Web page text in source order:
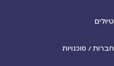
טיולים
חברות / סוכנויות